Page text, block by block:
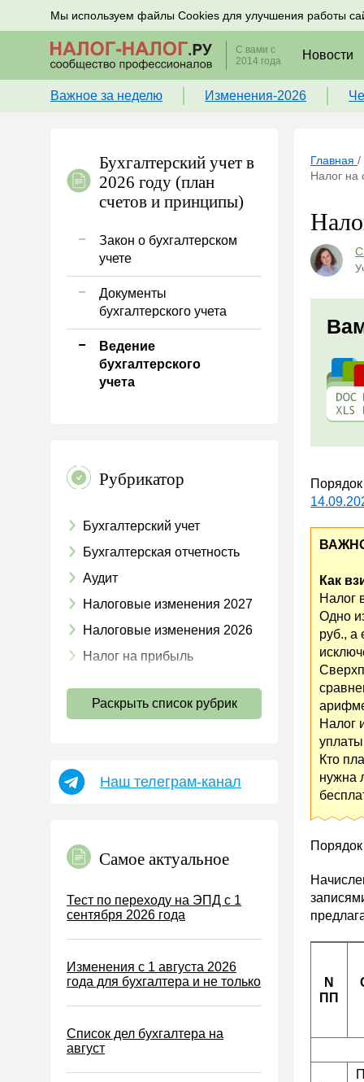
Мы используем файлы Cookies для улучшения работы
Подписывайтесь на новости по налогам, учету и
С вами с
2014 года
Новости
Важное за неделю Изменения-2026
Бухгалтерский учет в
2026 году (план
счетов и принципы)
Закон о бухгалтерском
учете
Документы
бухгалтерского учета
Ведение
бухгалтерского
учета
Рубрикатор
Бухгалтерский учет
Бухгалтерская отчетность
Аудит
Налоговые изменения 2027
Налоговые изменения 2026
Налог на прибыль
Страховые взносы 2026
УСН
Земельный налог
Налог на рекламу
Торговый сбор
Туристический налог
Водный налог
Экологический налог
Раскрыть список рубрик
Наш телеграм-канал
Самое актуальное
Тест по переходу на ЭПД с 1
сентября 2026 года
Изменения с 1 августа 2026
года для бухгалтера и не только
Список дел бухгалтера на
август
Главная /
Налог на
Порядок
Как
Налог
Одно
руб., а
Налог
Кто
нужна
N
ПП